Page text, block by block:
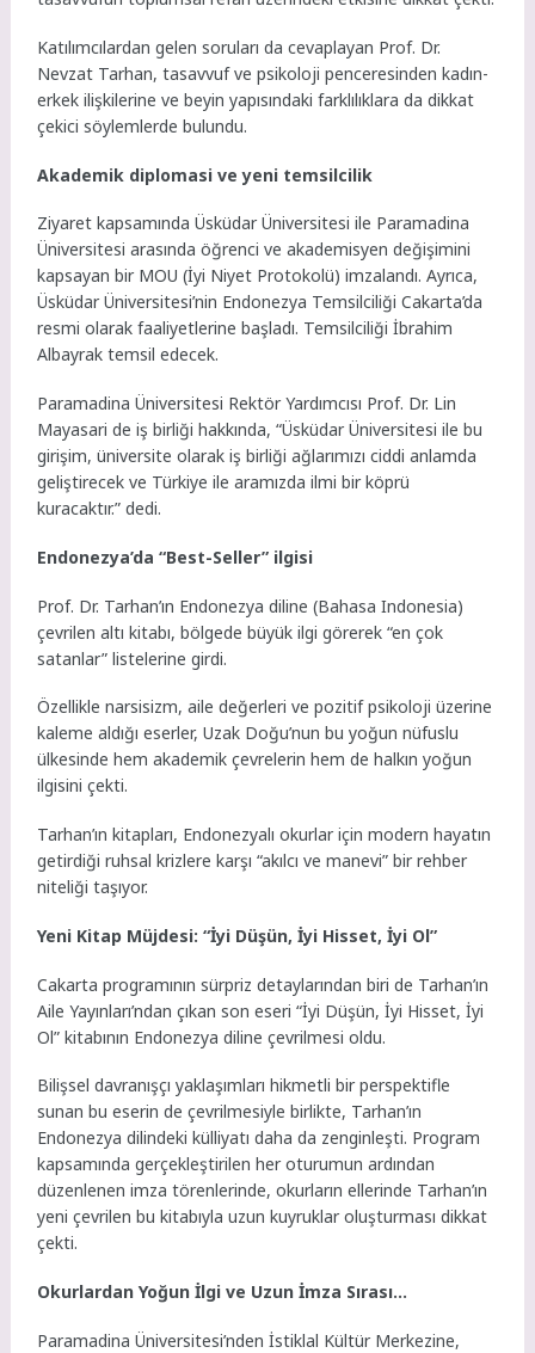
Katılımcılardan gelen soruları da cevaplayan Prof. Dr.
Nevzat Tarhan, tasavvuf ve psikoloji penceresinden kadın-
erkek ilişkilerine ve beyin yapısındaki farklılıklara da dikkat
çekici söylemlerde bulundu.
Akademik diplomasi ve yeni temsilcilik
Ziyaret kapsamında Üsküdar Üniversitesi ile Paramadina
Üniversitesi arasında öğrenci ve akademisyen değişimini
kapsayan bir MOU (İyi Niyet Protokolü) imzalandı. Ayrıca,
Üsküdar Üniversitesi’nin Endonezya Temsilciliği Cakarta’da
resmi olarak faaliyetlerine başladı. Temsilciliği İbrahim
Albayrak temsil edecek.
Paramadina Üniversitesi Rektör Yardımcısı Prof. Dr. Lin
Mayasari de iş birliği hakkında, “Üsküdar Üniversitesi ile bu
girişim, üniversite olarak iş birliği ağlarımızı ciddi anlamda
geliştirecek ve Türkiye ile aramızda ilmi bir köprü
kuracaktır.” dedi.
Endonezya’da “Best-Seller” ilgisi
Prof. Dr. Tarhan’ın Endonezya diline (Bahasa Indonesia)
çevrilen altı kitabı, bölgede büyük ilgi görerek “en çok
satanlar” listelerine girdi.
Özellikle narsisizm, aile değerleri ve pozitif psikoloji üzerine
kaleme aldığı eserler, Uzak Doğu’nun bu yoğun nüfuslu
ülkesinde hem akademik çevrelerin hem de halkın yoğun
ilgisini çekti.
Tarhan’ın kitapları, Endonezyalı okurlar için modern hayatın
getirdiği ruhsal krizlere karşı “akılcı ve manevi” bir rehber
niteliği taşıyor.
Yeni Kitap Müjdesi: “İyi Düşün, İyi Hisset, İyi Ol”
Cakarta programının sürpriz detaylarından biri de Tarhan’ın
Aile Yayınları’ndan çıkan son eseri “İyi Düşün, İyi Hisset, İyi
Ol” kitabının Endonezya diline çevrilmesi oldu.
Bilişsel davranışçı yaklaşımları hikmetli bir perspektifle
sunan bu eserin de çevrilmesiyle birlikte, Tarhan’ın
Endonezya dilindeki külliyatı daha da zenginleşti. Program
kapsamında gerçekleştirilen her oturumun ardından
düzenlenen imza törenlerinde, okurların ellerinde Tarhan’ın
yeni çevrilen bu kitabıyla uzun kuyruklar oluşturması dikkat
çekti.
Okurlardan Yoğun İlgi ve Uzun İmza Sırası…
Paramadina Üniversitesi’nden İstiklal Kültür Merkezine,